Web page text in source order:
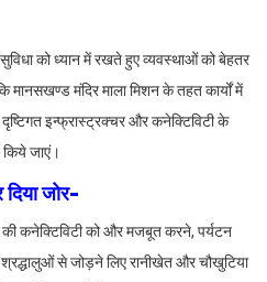
सुविधा को ध्यान में रखते हुए व्यवस्थाओं को बेहतर
मानसखण्ड मंदिर माला मिशन के तहत कार्यों में
इन्फ्रास्ट्रक्चर और कनेक्टिविटी के
जाएं।
दिया जोर-
कनेक्टिविटी को और मजबूत करने, पर्यटन
श्रद्धालुओं से जोड़ने लिए रानीखेत और चौखुटिया